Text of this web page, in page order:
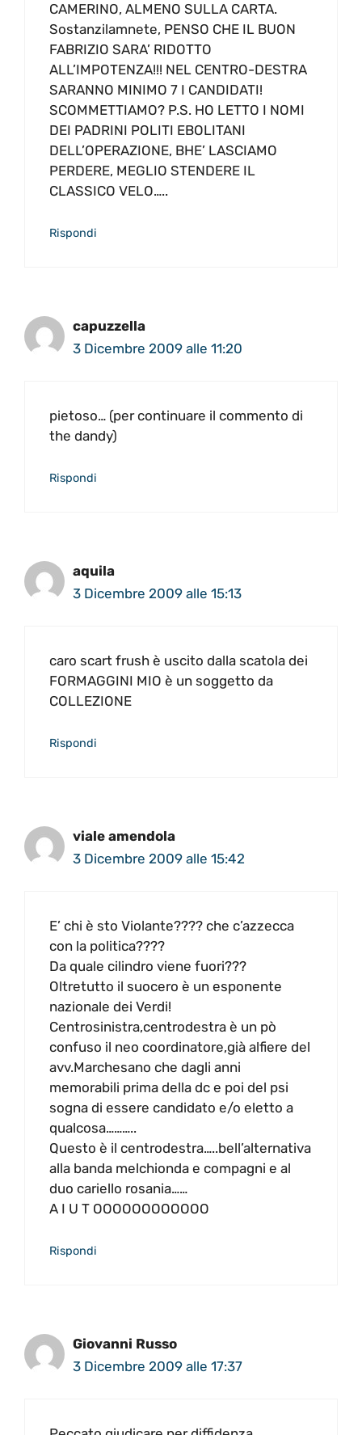
CAMERINO, ALMENO SULLA CARTA.
Sostanzilamnete, PENSO CHE IL BUON
FABRIZIO SARA’ RIDOTTO
ALL’IMPOTENZA!!! NEL CENTRO-DESTRA
SARANNO MINIMO 7 I CANDIDATI!
SCOMMETTIAMO? P.S. HO LETTO I NOMI
DEI PADRINI POLITI EBOLITANI
DELL’OPERAZIONE, BHE’ LASCIAMO
PERDERE, MEGLIO STENDERE IL
CLASSICO VELO…..
Rispondi
capuzzella
3 Dicembre 2009 alle 11:20
pietoso… (per continuare il commento di
the dandy)
Rispondi
aquila
3 Dicembre 2009 alle 15:13
caro scart frush è uscito dalla scatola dei
FORMAGGINI MIO è un soggetto da
COLLEZIONE
Rispondi
viale amendola
3 Dicembre 2009 alle 15:42
E’ chi è sto Violante???? che c’azzecca
con la politica????
Da quale cilindro viene fuori???
Oltretutto il suocero è un esponente
nazionale dei Verdi!
Centrosinistra,centrodestra è un pò
confuso il neo coordinatore,già alfiere del
avv.Marchesano che dagli anni
memorabili prima della dc e poi del psi
sogna di essere candidato e/o eletto a
qualcosa………..
Questo è il centrodestra…..bell’alternativa
alla banda melchionda e compagni e al
duo cariello rosania……
A I U T OOOOOOOOOOOO
Rispondi
Giovanni Russo
3 Dicembre 2009 alle 17:37